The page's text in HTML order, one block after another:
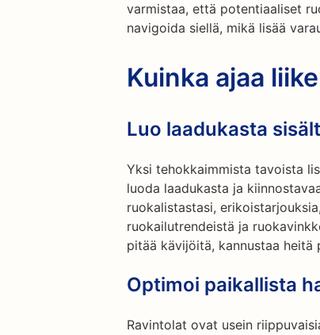
varmistaa, että potentiaaliset
navigoida siellä, mikä lisää
Kuinka ajaa
Luo laadukasta
Yksi tehokkaimmista tavoista
luoda laadukasta ja
ruokalistastasi,
ruokailutrendeistä ja
pitää kävijöitä, kannustaa heitä
Optimoi paikallista
Ravintolat ovat usein